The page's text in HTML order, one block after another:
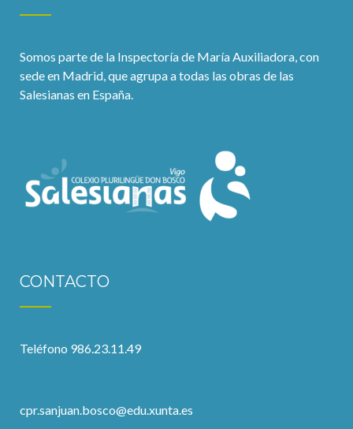
Somos parte de la Inspectoría de María Auxiliadora, con
sede en Madrid, que agrupa a todas las obras de las
Salesianas en España.
CONTACTO
Teléfono 986.23.11.49
cpr.sanjuan.bosco@edu.xunta.es